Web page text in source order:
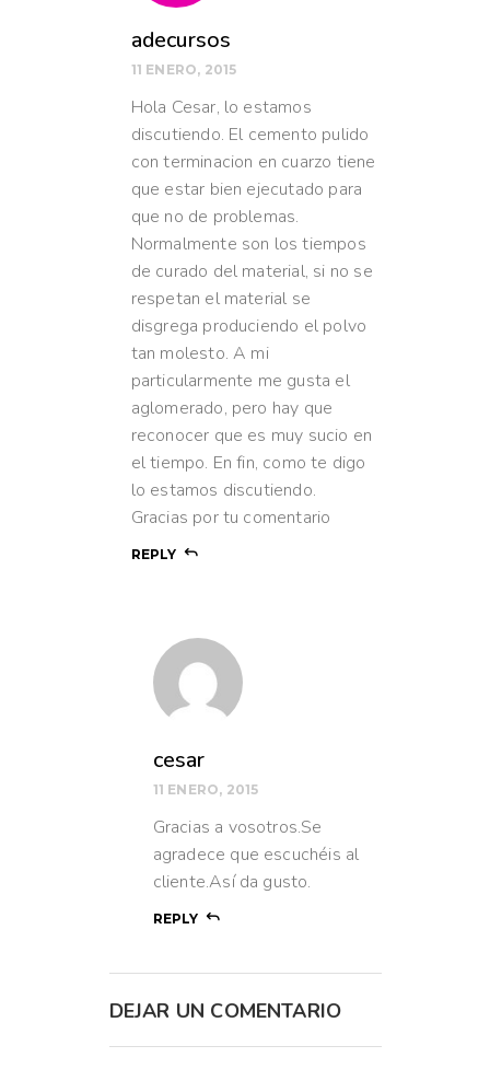
adecursos
11 ENERO, 2015
Hola Cesar, lo estamos
discutiendo. El cemento pulido
con terminacion en cuarzo tiene
que estar bien ejecutado para
que no de problemas.
Normalmente son los tiempos
de curado del material, si no se
respetan el material se
disgrega produciendo el polvo
tan molesto. A mi
particularmente me gusta el
aglomerado, pero hay que
reconocer que es muy sucio en
el tiempo. En fin, como te digo
lo estamos discutiendo.
Gracias por tu comentario
REPLY
cesar
11 ENERO, 2015
Gracias a vosotros.Se
agradece que escuchéis al
cliente.Así da gusto.
REPLY
DEJAR UN COMENTARIO